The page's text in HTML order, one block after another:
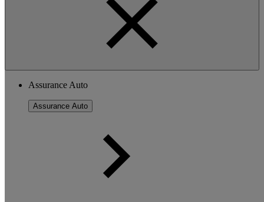
Assurance Auto
Assurance Auto